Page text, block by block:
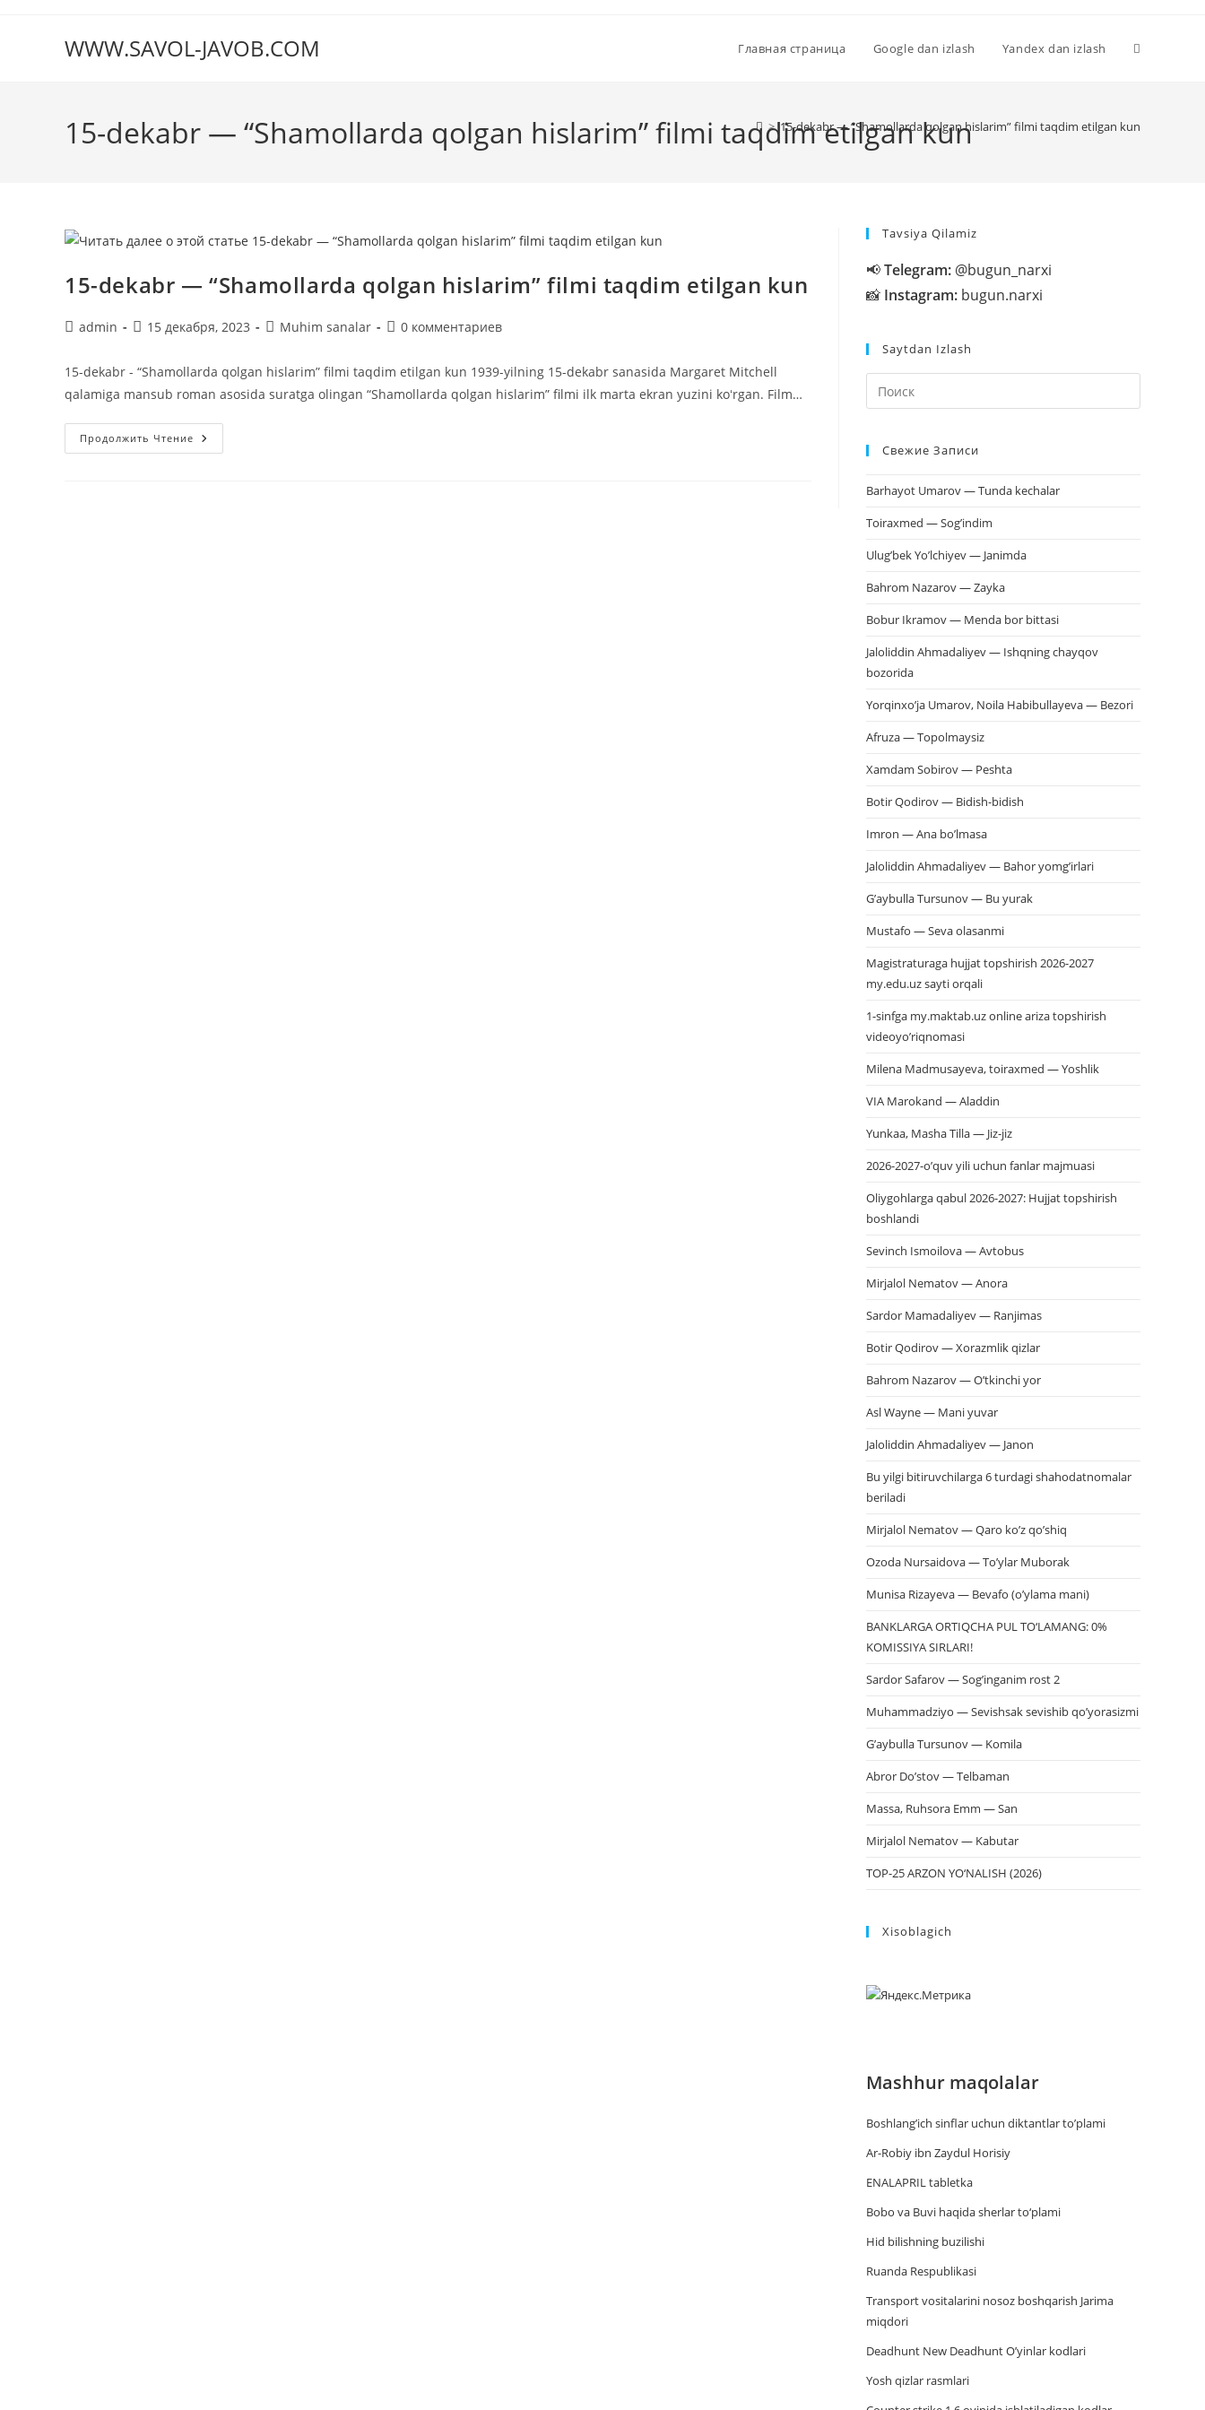
содержимомуWWW.SAVOL-JAVOB.COM Главная страница Google dan izlash Yandex dan izlash
15-dekabr — “Shamollarda qolgan hislarim” filmi taqdim etilgan kun
> 15-dekabr — “Shamollarda qolgan hislarim” filmi taqdim etilgan kun
15-dekabr — “Shamollarda qolgan hislarim” filmi taqdim etilgan kun
Автор
admin
Запись
15 декабря, 2023
Рубрика
Muhim sanalar
Комментарии
записи:
0 комментариев
15-dekabr - “Shamollarda qolgan hislarim” filmi taqdim etilgan kun 1939-yilning 15-dekabr sanasida Margaret Mitchell
qalamiga mansub roman asosida suratga olingan “Shamollarda qolgan hislarim” filmi ilk marta ekran yuzini koʻrgan. Film…
Продолжить Чтение 15-
Dekabr
Tavsiya Qilamiz
📢Telegram: @bugun_narxi
📸 Instagram: bugun.narxi
Saytdan Izlash
клавишу
Свежие Записи
Barhayot Umarov — Tunda kechalar
Toiraxmed — Sog’indim
Ulug’bek Yo’lchiyev — Janimda
Bahrom Nazarov — Zayka
Bobur Ikramov — Menda bor bittasi
Jaloliddin Ahmadaliyev — Ishqning chayqov
bozorida
Yorqinxo’ja Umarov, Noila Habibullayeva — Bezori
Afruza — Topolmaysiz
Xamdam Sobirov — Peshta
Botir Qodirov — Bidish-bidish
Imron — Ana bo’lmasa
Jaloliddin Ahmadaliyev — Bahor yomg’irlari
G’aybulla Tursunov — Bu yurak
Mustafo — Seva olasanmi
Magistraturaga hujjat topshirish 2026-2027
my.edu.uz sayti orqali
1-sinfga my.maktab.uz online ariza topshirish
videoyo’riqnomasi
Milena Madmusayeva, toiraxmed — Yoshlik
VIA Marokand — Aladdin
Yunkaa, Masha Tilla — Jiz-jiz
2026-2027-o’quv yili uchun fanlar majmuasi
Oliygohlarga qabul 2026-2027: Hujjat topshirish
boshlandi
Sevinch Ismoilova — Avtobus
Mirjalol Nematov — Anora
Sardor Mamadaliyev — Ranjimas
Botir Qodirov — Xorazmlik qizlar
Bahrom Nazarov — O’tkinchi yor
Asl Wayne — Mani yuvar
Jaloliddin Ahmadaliyev — Janon
Bu yilgi bitiruvchilarga 6 turdagi shahodatnomalar
beriladi
Mirjalol Nematov — Qaro ko’z qo’shiq
Ozoda Nursaidova — To’ylar Muborak
Munisa Rizayeva — Bevafo (o’ylama mani)
BANKLARGA ORTIQCHA PUL TO‘LAMANG: 0%
KOMISSIYA SIRLARI!
Sardor Safarov — Sog’inganim rost 2
Muhammadziyo — Sevishsak sevishib qo’yorasizmi
G’aybulla Tursunov — Komila
Abror Do’stov — Telbaman
Massa, Ruhsora Emm — San
Mirjalol Nematov — Kabutar
TOP-25 ARZON YO‘NALISH (2026)
Xisoblagich
Mashhur maqolalar
Boshlang’ich sinflar uchun diktantlar to’plami
Ar-Robiy ibn Zaydul Horisiy
ENALAPRIL tabletka
Bobo va Buvi haqida sherlar to‘plami
Hid bilishning buzilishi
Ruanda Respublikasi
Trаnsport vositаlаrini nosoz boshqаrish Jаrimа
miqdori
Deadhunt New Deadhunt O’yinlar kodlari
Yosh qizlar rasmlari